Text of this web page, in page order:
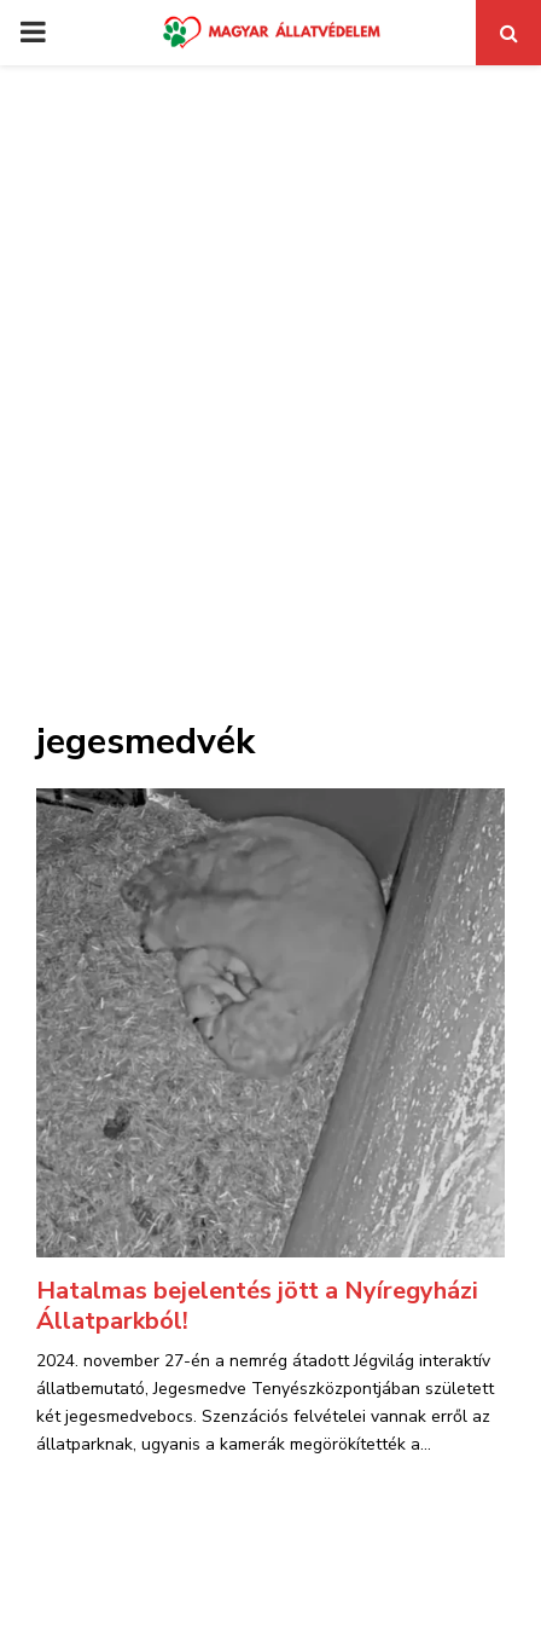
PRIMARY
jegesmedvék
Hatalmas bejelentés jött a Nyíregyházi
Állatparkból!
2024. november 27-én a nemrég átadott Jégvilág interaktív
állatbemutató, Jegesmedve Tenyészközpontjában született
két jegesmedvebocs. Szenzációs felvételei vannak erről az
állatparknak, ugyanis a kamerák megörökítették a...